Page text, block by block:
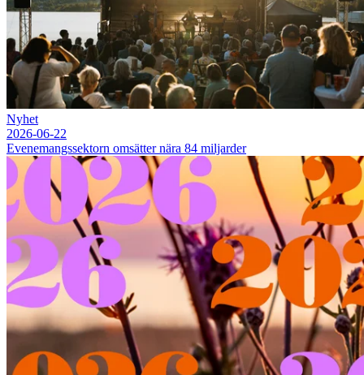
Nyhet
2026-06-22
Evenemangssektorn omsätter nära 84 miljarder